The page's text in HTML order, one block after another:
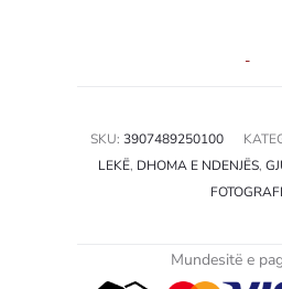
-
SKU: 3907489250100
LEKË, DHOMA E NDENJËS,
FOTOGRAFI
Mundesitë e